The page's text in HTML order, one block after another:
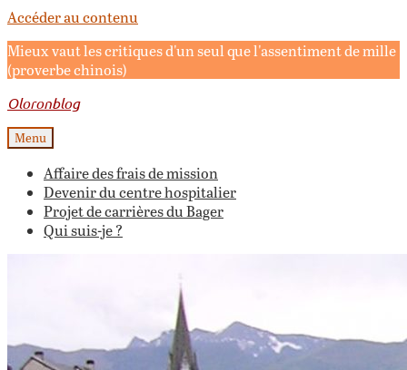
Accéder au contenu
Mieux vaut les critiques d'un seul que l'assentiment de mille
(proverbe chinois)
Oloronblog
Menu
Affaire des frais de mission
Devenir du centre hospitalier
Projet de carrières du Bager
Qui suis-je ?